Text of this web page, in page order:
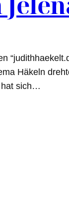
Häkeln
hat sich…